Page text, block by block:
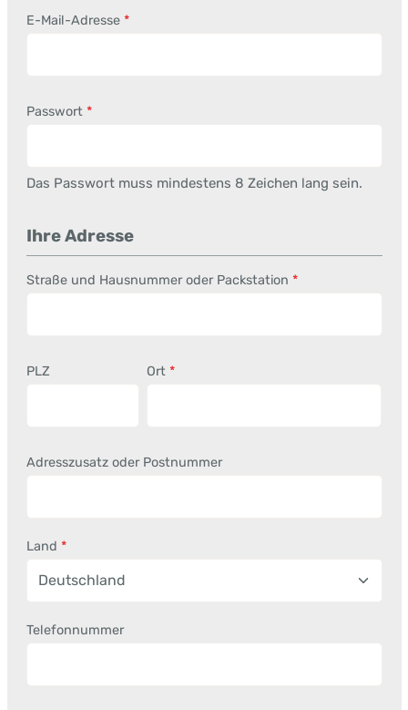
E-Mail-Adresse *
Passwort *
Das Passwort muss mindestens 8 Zeichen lang sein.
Ihre Adresse
Straße und Hausnummer oder Packstation *
PLZ Ort*
Adresszusatz oder Postnummer
Land *
Telefonnummer